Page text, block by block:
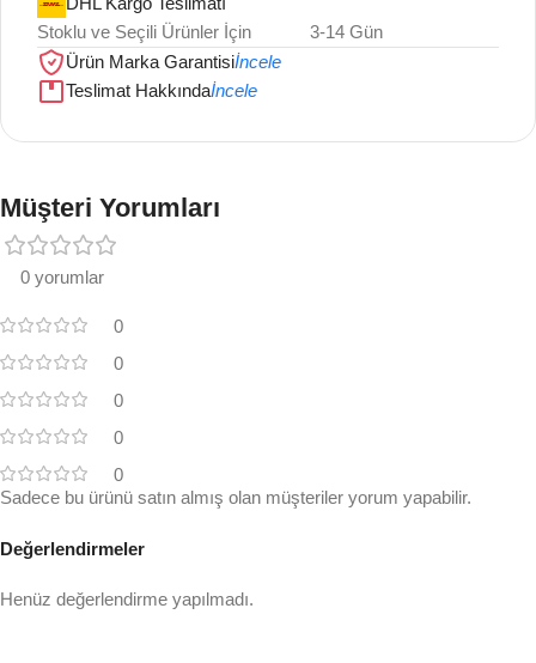
Stoklu ve Seçili Ürünler İçin
3-14 Gün
Ürün Marka Garantisiİncele
Teslimat Hakkındaİncele
Müşteri Yorumları
0 yorumlar
0
0
0
0
0
Değerlendirmeler
Henüz değerlendirme yapılmadı.
Sadece bu ürünü satın almış olan müşteriler yorum yapabilir.